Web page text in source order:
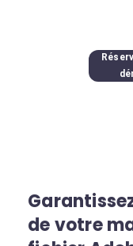
de votre